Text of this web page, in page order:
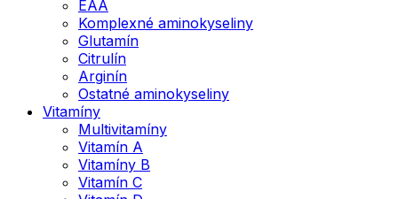
EAA
Komplexné aminokyseliny
Glutamín
Citrulín
Arginín
Ostatné aminokyseliny
Vitamíny
Multivitamíny
Vitamín A
Vitamíny B
Vitamín C